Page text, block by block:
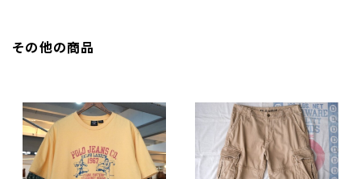
その他の商品